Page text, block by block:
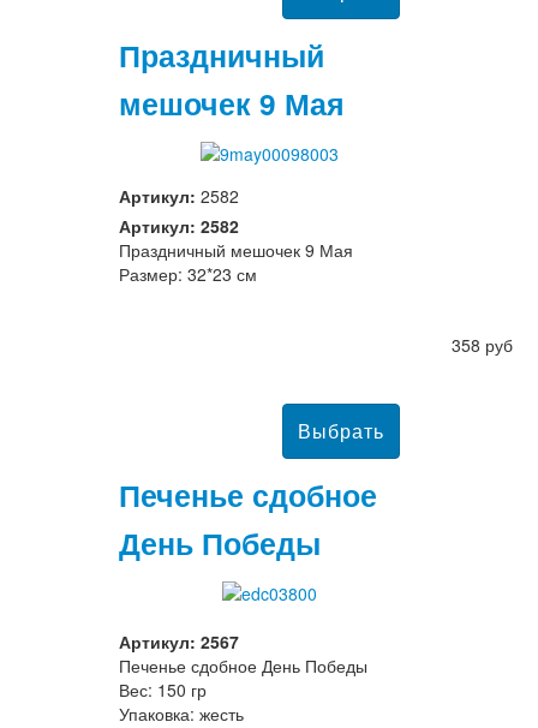
Праздничный
мешочек 9 Мая
Артикул: 2582
Артикул: 2582
Праздничный мешочек 9 Мая
Размер: 32*23 см
358 руб
Печенье сдобное
День Победы
Артикул: 2567
Печенье сдобное День Победы
Вес: 150 гр
Упаковка: жесть